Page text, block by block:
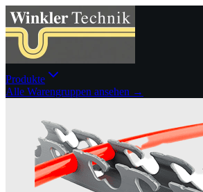
Produkte
Alle Warengruppen ansehen →